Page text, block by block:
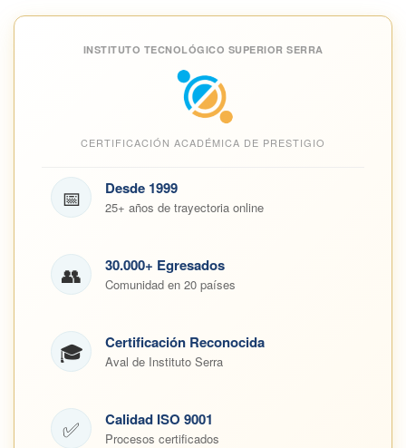
INSTITUTO TECNOLÓGICO SUPERIOR SERRA
CERTIFICACIÓN ACADÉMICA DE PRESTIGIO
📅 Desde 1999
25+ años de trayectoria online
👥 30.000+ Egresados
Comunidad en 20 países
🎓 Certificación Reconocida
Aval de Instituto Serra
✅ Calidad ISO 9001
Procesos certificados